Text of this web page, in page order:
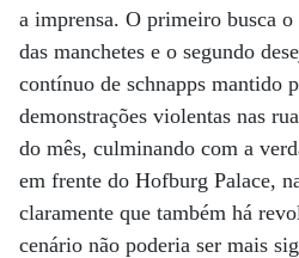
a imprensa. O primeiro busca
das manchetes e o segundo
contínuo de schnapps mantido
demonstrações violentas nas
do mês, culminando com a
em frente do Hofburg Palace,
claramente que também há
cenário não poderia ser mais